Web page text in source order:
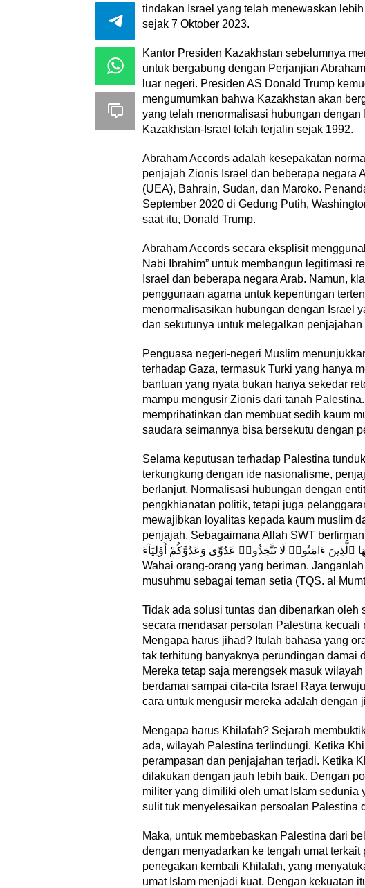
tindakan Israel yang telah menewaskan
sejak 7 Oktober 2023.
Kantor Presiden Kazakhstan sebelumnya
untuk bergabung dengan Perjanjian
luar negeri. Presiden AS Donald Trump
mengumumkan bahwa Kazakhstan akan
yang telah menormalisasi hubungan
Kazakhstan-Israel telah terjalin sejak 1992.
Abraham Accords adalah kesepakatan
penjajah Zionis Israel dan beberapa negara
(UEA), Bahrain, Sudan, dan Maroko.
September 2020 di Gedung Putih,
saat itu, Donald Trump.
Abraham Accords secara eksplisit
Nabi Ibrahim” untuk membangun legitimasi
Israel dan beberapa negara Arab. Namun,
penggunaan agama untuk kepentingan
menormalisasikan hubungan dengan Israel
dan sekutunya untuk melegalkan penjajahan
Penguasa negeri-negeri Muslim
terhadap Gaza, termasuk Turki yang hanya
bantuan yang nyata bukan hanya sekedar
mampu mengusir Zionis dari tanah
memprihatinkan dan membuat sedih kaum
saudara seimannya bisa bersekutu dengan
Selama keputusan terhadap Palestina
terkungkung dengan ide nasionalisme,
berlanjut. Normalisasi hubungan dengan
pengkhianatan politik, tetapi juga
mewajibkan loyalitas kepada kaum muslim
penjajah. Sebagaimana Allah SWT
ٱلَّذِينَ ءَامَنُوا۟ لَا تَتَّخِذُوا۟ عَدُوِّى وَعَدُوَّكُمْ أَوْلِيَآءَ
Wahai orang-orang yang beriman.
musuhmu sebagai teman setia (TQS. al
Tidak ada solusi tuntas dan dibenarkan oleh
secara mendasar persolan Palestina
Mengapa harus jihad? Itulah bahasa yang
tak terhitung banyaknya perundingan damai
Mereka tetap saja merengsek masuk
berdamai sampai cita-cita Israel Raya
cara untuk mengusir mereka adalah dengan
Mengapa harus Khilafah? Sejarah
ada, wilayah Palestina terlindungi. Ketika
perampasan dan penjajahan terjadi. Ketika
dilakukan dengan jauh lebih baik. Dengan
militer yang dimiliki oleh umat Islam sedunia
sulit tuk menyelesaikan persoalan Palestina
Maka, untuk membebaskan Palestina dari
dengan menyadarkan ke tengah umat
penegakan kembali Khilafah, yang
umat Islam menjadi kuat. Dengan kekuatan
17 Guru dan Kepala
Jabar Belajar di
Di Akademia, Liputan Khusus | 28
‎Bupati Tekankan
Ngalaksa 2026